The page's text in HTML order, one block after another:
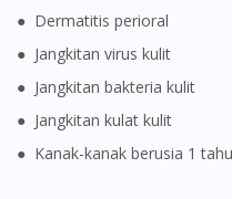
● Dermatitis perioral
● Jangkitan virus kulit
● Jangkitan bakteria kulit
● Jangkitan kulat kulit
● Kanak-kanak berusia 1